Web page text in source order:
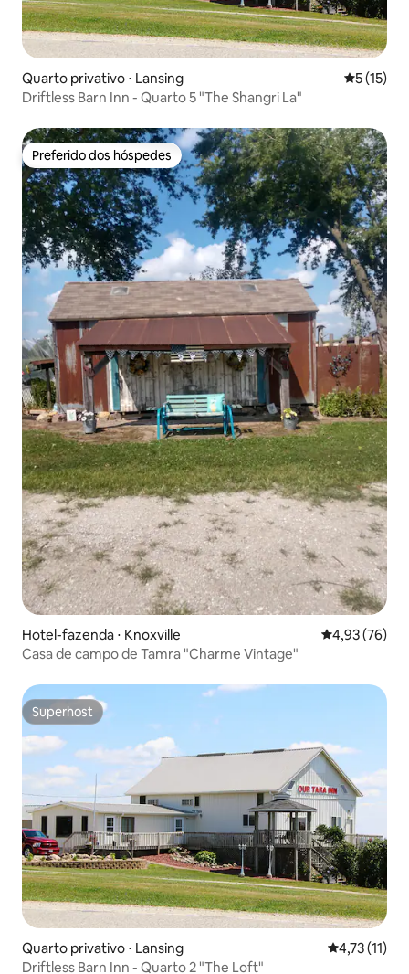
Quarto privativo ⋅ Lansing 5 de uma
5 (15)
Driftless Barn Inn - Quarto 5 "The Shangri La"
Preferido dos hóspedes
Preferido dos hóspedes
Hotel-fazenda ⋅ Knoxville 4,93 de uma
4,93 (76)
Casa de campo de Tamra "Charme Vintage"
Superhost
Superhost
Quarto privativo ⋅ Lansing 4,73 de uma
4,73 (11)
Driftless Barn Inn - Quarto 2 "The Loft"